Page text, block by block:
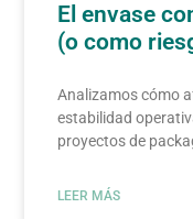
El envase
(o como
Analizamos cómo
estabilidad
proyectos de
LEER MÁS